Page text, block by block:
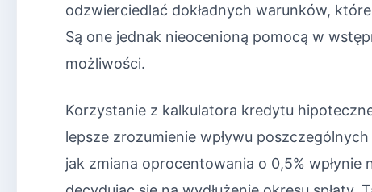
odzwierciedlać dokładnych warunków,
Są one jednak nieocenioną pomocą w
możliwości.
Korzystanie z kalkulatora kredytu
lepsze zrozumienie wpływu
jak zmiana oprocentowania o 0,5% wpłynie